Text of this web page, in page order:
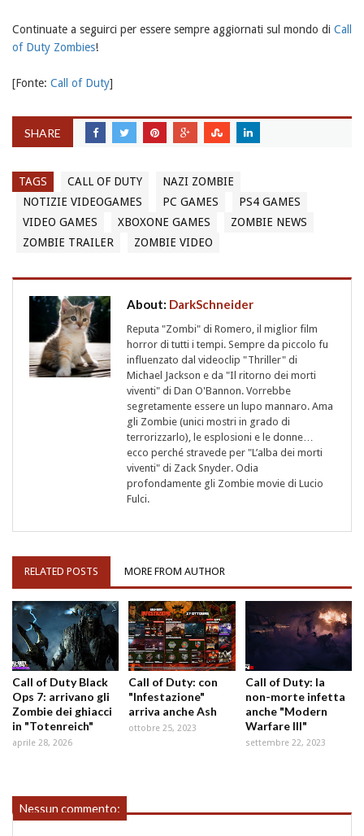
Continuate a seguirci per essere sempre aggiornati sul mondo di Call
of Duty Zombies!
[Fonte: Call of Duty]
SHARE
TAGS CALL OF DUTY
NAZI ZOMBIE
NOTIZIE VIDEOGAMES
PC GAMES
PS4 GAMES
VIDEO GAMES
XBOXONE GAMES
ZOMBIE NEWS
ZOMBIE TRAILER
ZOMBIE VIDEO
About: DarkSchneider
Reputa "Zombi" di Romero, il miglior film
horror di tutti i tempi. Sempre da piccolo fu
influenzato dal videoclip "Thriller" di
Michael Jackson e da "Il ritorno dei morti
viventi" di Dan O'Bannon. Vorrebbe
segretamente essere un lupo mannaro. Ama
gli Zombie (unici mostri in grado di
terrorizzarlo), le esplosioni e le donne…
ecco perché stravede per "L’alba dei morti
viventi" di Zack Snyder. Odia
profondamente gli Zombie movie di Lucio
Fulci.
RELATED POSTS MORE FROM AUTHOR
Call of Duty Black
Ops 7: arrivano gli
Zombie dei ghiacci
in "Totenreich"
aprile 28, 2026
Call of Duty: con
"Infestazione"
arriva anche Ash
ottobre 25, 2023
Call of Duty: la
non-morte infetta
anche "Modern
Warfare III"
settembre 22, 2023
Nessun commento: